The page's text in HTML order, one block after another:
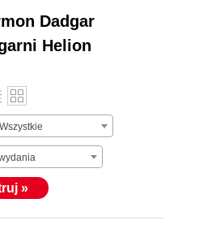
Dadgar
Helion
Wszystkie
»